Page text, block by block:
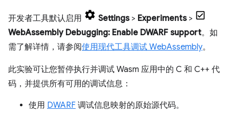
开发者工具默认启用 Settings> Experiments>
WebAssembly Debugging: Enable DWARF support。如
需了解详情，请参阅使用现代工具调试 WebAssembly。
此实验可让您暂停执行并调试 Wasm 应用中的 C 和 C++ 代
码，并提供所有可用的调试信息：
使用 DWARF 调试信息映射的原始源代码。